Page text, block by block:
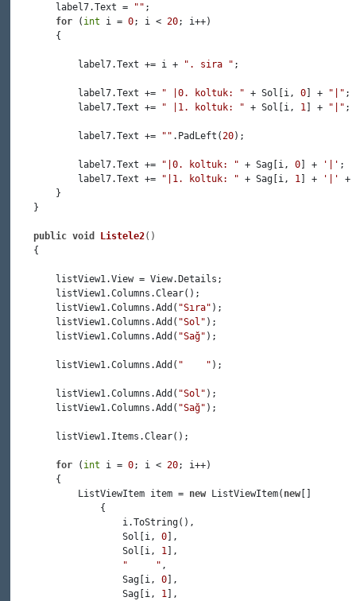
        label7.Text =
"" ;
for ( int i = 0; i < 20; i++)
        {
            label7.Text += i +
". sira " ;
            label7.Text +=
" |0. koltuk: " + Sol[i, 0 ] + "|" ;
            label7.Text +=
" |1. koltuk: " + Sol[i, 1 ] + "|" ;
            label7.Text +=
"" .PadLeft(20);
            label7.Text +=
"|0. koltuk: " + Sag[i, 0 ] + '|' ;
            label7.Text +=
"|1. koltuk: " + Sag[i, 1 ] + '|'
+
        }
    }
public void Listele2()
    {
        listView1.View = View.Details;
        listView1.Columns.Clear();
        listView1.Columns.Add(
"Sıra" );
        listView1.Columns.Add(
"Sol" );
        listView1.Columns.Add(
"Sağ" );
        listView1.Columns.Add(
"    " );
        listView1.Columns.Add(
"Sol" );
        listView1.Columns.Add(
"Sağ" );
        listView1.Items.Clear();
for ( int i = 0; i < 20; i++)
        {
            ListViewItem item =
new ListViewItem( new[]
                {
                    i.ToString(),
                    Sol[i,
0 ],
                    Sol[i,
1 ],
"     " ,
                    Sag[i,
0 ],
                    Sag[i,
1 ],